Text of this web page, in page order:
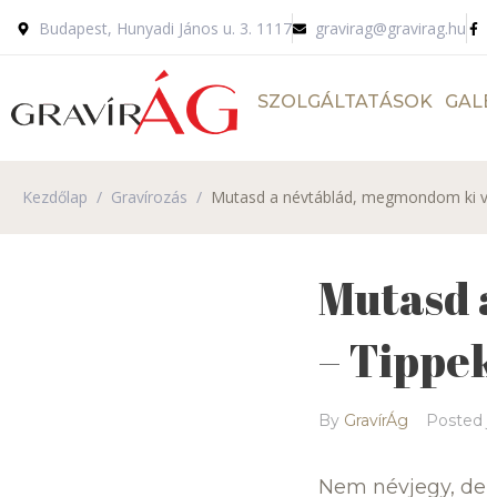
Budapest, Hunyadi János u. 3. 1117 gravirag@gravirag.hu
SZOLGÁLTATÁSOK
Kezdőlap / Gravírozás / Mutasd a névtáblád, megmondom ki
Mutasd
–
By GravírÁg Posted
Nem névjegy,